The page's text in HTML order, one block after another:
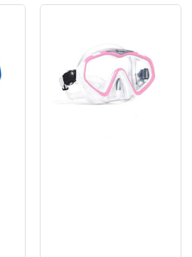
là:
690,000₫.là: